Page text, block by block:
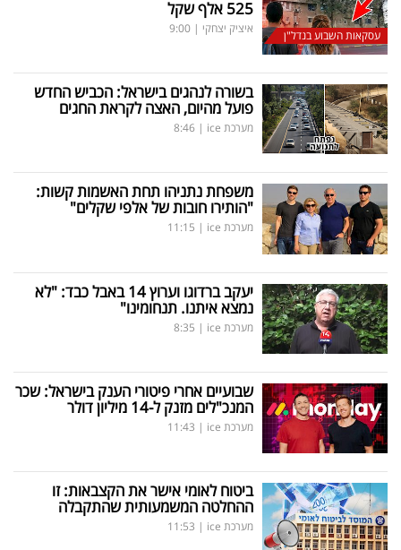
עסקאות השבוע בנדל"ן
525 אלף שקל
איציק יצחקי |
9:00
בשורה לנהגים בישראל: הכביש החדש
פועל מהיום, האצה לקראת החגים
מערכת ice |
8:46
משפחת נתניהו תחת האשמות קשות:
"הותירו חובות של אלפי שקלים"
מערכת ice |
11:15
יעקב ברדוגו וערוץ 14 באבל כבד: "לא
נמצא איתנו. תנחומינו"
מערכת ice |
8:35
שבועיים אחרי פיטורי הענק בישראל: שכר
המנכ"לים מזנק ל-14 מיליון דולר
מערכת ice |
11:43
ביטוח לאומי אישר את הקצבאות: זו
ההחלטה המשמעותית שהתקבלה
מערכת ice |
11:53